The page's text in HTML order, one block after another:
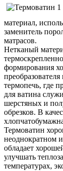
материал,
заменитель
матрасов.
Нетканый
формирования
термопечь, где
для ватина
шерстяных и
обрезков. В
Термоватин
неоднократном
обладает
улучшать
температурах,